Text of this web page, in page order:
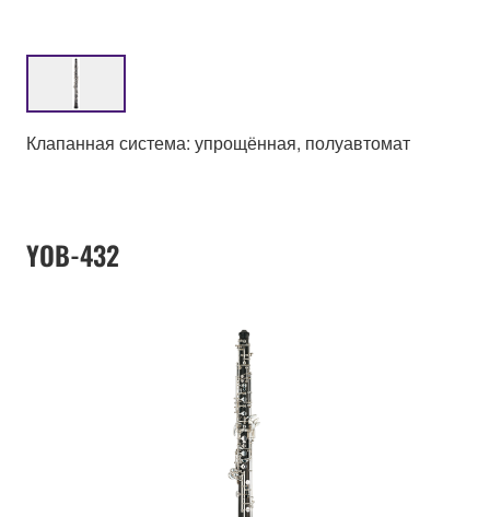
Клапанная система: упрощённая, полуавтомат
YOB-432